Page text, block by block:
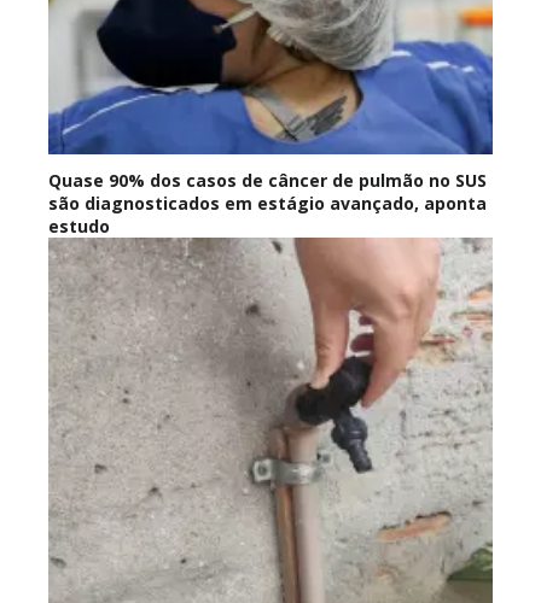
Quase 90% dos casos de câncer de pulmão no SUS
são diagnosticados em estágio avançado, aponta
estudo